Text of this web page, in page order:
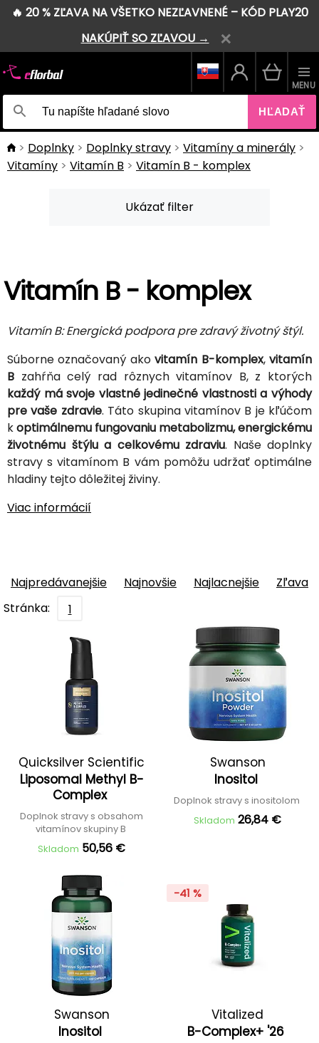
🔥 20 % ZĽAVA NA VŠETKO NEZĽAVNENÉ – KÓD PLAY20
NAKÚPIŤ SO ZĽAVOU →
HĽADAŤ
MENU
Doplnky Doplnky stravy
Vitamíny a minerály
Vitamíny
Vitamín B Vitamín B - komplex
Ukázať filter
Vitamín B - komplex
Vitamín B: Energická podpora pre zdravý životný štýl.
Súborne označovaný akovitamín B-komplex,vitamín
B zahŕňa celý rad rôznych vitamínov B, z ktorých
každý má svoje vlastné jedinečné vlastnosti a výhody
pre vaše zdravie. Táto skupina vitamínov B je kľúčom
koptimálnemu fungovaniu metabolizmu, energickému
životnému štýlu a celkovému zdraviu. Naše doplnky
stravy s vitamínom B vám pomôžu udržať optimálne
hladiny tejto dôležitej živiny.
Viac informácií
Najpredávanejšie Najnovšie Najlacnejšie
Zľava
Stránka:
1
Quicksilver Scientific
Liposomal Methyl B-
Complex
Doplnok stravy s obsahom
vitamínov skupiny B
Skladom 50,56 €
Swanson
Inositol
Doplnok stravy s inositolom
Skladom 26,84 €
Swanson
Inositol
-41 %
Vitalized
B-Complex+ '26